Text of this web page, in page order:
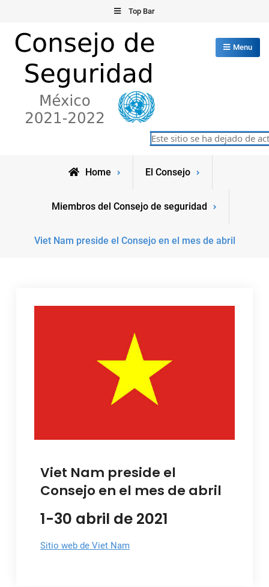
content
Top Bar
Consejo de Seguridad de las
Naciones Unidas
Menu
Este sitio se ha dejado de
Home El Consejo
Miembros del Consejo de seguridad
Viet Nam preside el Consejo en el mes de abril
Viet Nam preside el
Consejo en el mes de abril
1-30 abril de 2021
Sitio web de Viet Nam